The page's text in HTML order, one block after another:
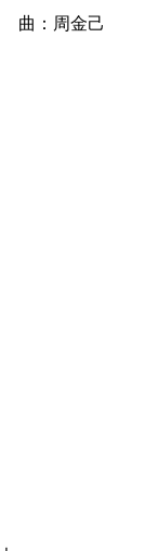
曲：周金己